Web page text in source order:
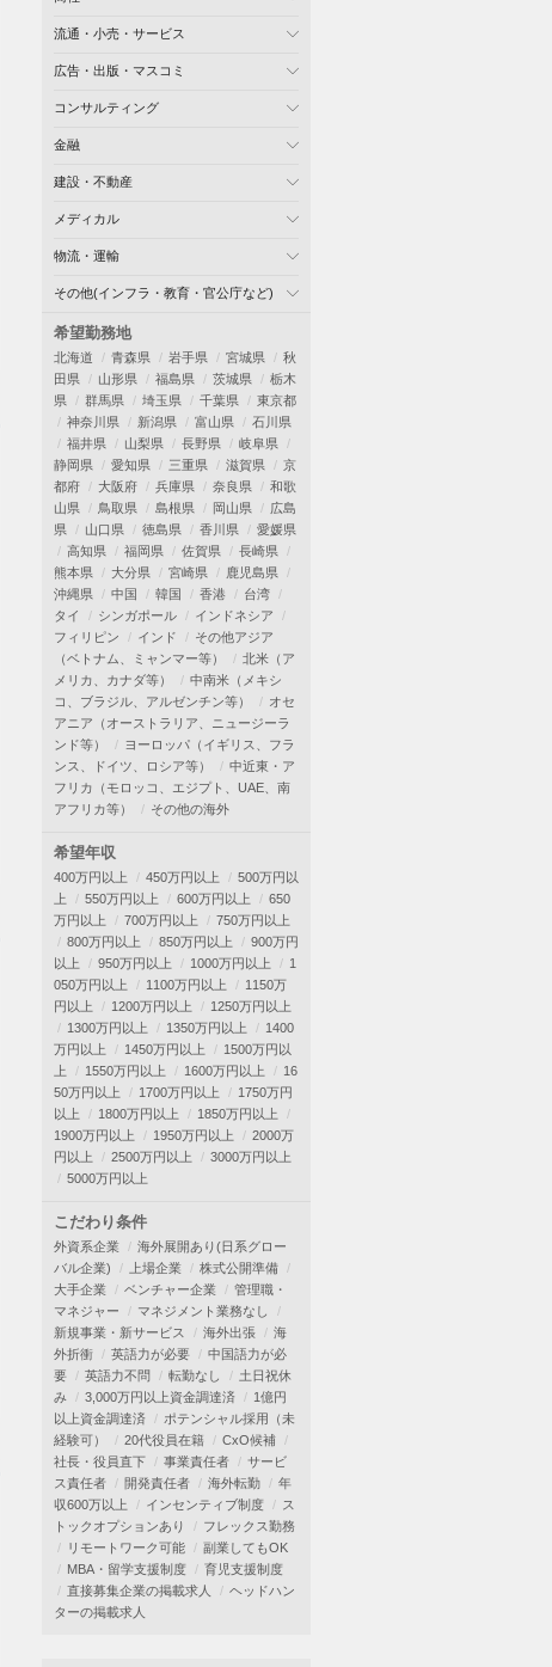
流通・小売・サービス
広告・出版・マスコミ
コンサルティング
金融
建設・不動産
メディカル
物流・運輸
その他(インフラ・教育・官公庁など)
希望勤務地
北海道 青森県 岩手県 宮城県
秋
田県
山形県 福島県 茨城県
栃木
県
群馬県 埼玉県 千葉県
東京都
神奈川県
新潟県 富山県
石川県
福井県
山梨県 長野県
岐阜県
静岡県
愛知県 三重県 滋賀県
京
都府
大阪府 兵庫県 奈良県
和歌
山県
鳥取県 島根県 岡山県
広島
県
山口県 徳島県 香川県
愛媛県
高知県
福岡県 佐賀県
長崎県
熊本県
大分県 宮崎県
鹿児島県
沖縄県
中国 韓国 香港
台湾
タイ
シンガポール
インドネシア
フィリピン
インド
その他アジア
（ベトナム、ミャンマー等）
北米（ア
メリカ、カナダ等）
中南米（メキシ
コ、ブラジル、アルゼンチン等）
オセ
アニア（オーストラリア、ニュージーラ
ンド等）
ヨーロッパ（イギリス、フラ
ンス、ドイツ、ロシア等）
中近東・ア
フリカ（モロッコ、エジプト、UAE、南
アフリカ等）
その他の海外
希望年収
400万円以上 450万円以上
500万円以
上
550万円以上 600万円以上
650
万円以上
700万円以上
750万円以上
800万円以上
850万円以上
900万円
以上
950万円以上 1000万円以上
1
050万円以上
1100万円以上
1150万
円以上
1200万円以上
1250万円以上
1300万円以上
1350万円以上
1400
万円以上
1450万円以上
1500万円以
上
1550万円以上 1600万円以上
16
50万円以上
1700万円以上
1750万円
以上
1800万円以上
1850万円以上
1900万円以上
1950万円以上
2000万
円以上
2500万円以上
3000万円以上
5000万円以上
こだわり条件
外資系企業
海外展開あり(日系グロー
バル企業)
上場企業
株式公開準備
大手企業
ベンチャー企業
管理職・
マネジャー
マネジメント業務なし
新規事業・新サービス
海外出張
海
外折衝
英語力が必要
中国語力が必
要
英語力不問 転勤なし
土日祝休
み
3,000万円以上資金調達済
1億円
以上資金調達済
ポテンシャル採用（未
経験可）
20代役員在籍
CxO候補
社長・役員直下
事業責任者
サービ
ス責任者
開発責任者 海外転勤
年
収600万以上
インセンティブ制度
ス
トックオプションあり
フレックス勤務
リモートワーク可能
副業してもOK
MBA・留学支援制度
育児支援制度
直接募集企業の掲載求人
ヘッドハン
ターの掲載求人